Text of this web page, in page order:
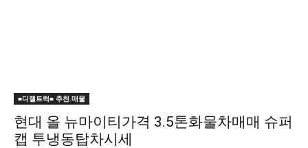
■디젤트럭■ 추천.매물
현대 올 뉴마이티가격 3.5톤화물차매매 슈퍼
캡 투냉동탑차시세